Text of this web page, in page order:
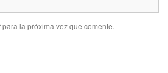
la próxima vez que comente.